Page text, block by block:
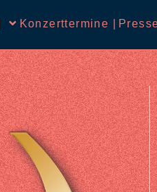
Konzerttermine |